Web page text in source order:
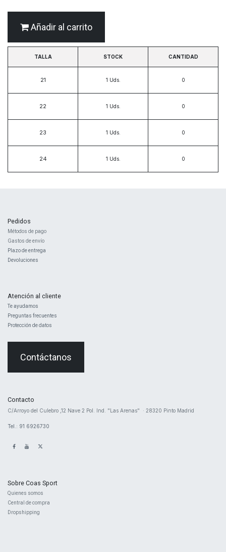
Añadir al carrito
TALLA STOCK CANTIDAD
21 1 Uds.
22 1 Uds.
23 1 Uds.
24 1 Uds.
Pedidos
Métodos de pago
Gastos de envío
Plazo de entrega
Devoluciones
Atención al cliente
Te ayudamos
Preguntas frecuentes
Protección de datos
Contáctanos
Contacto
​C/Arroyo del Culebro ,12 Nave 2 ​Pol. Ind. "Las Arenas" · 28320 Pinto Madrid
Tel.: 91 6926730
Sobre Coas Sport
Quienes ​somos
Central de compra
Dropshipping